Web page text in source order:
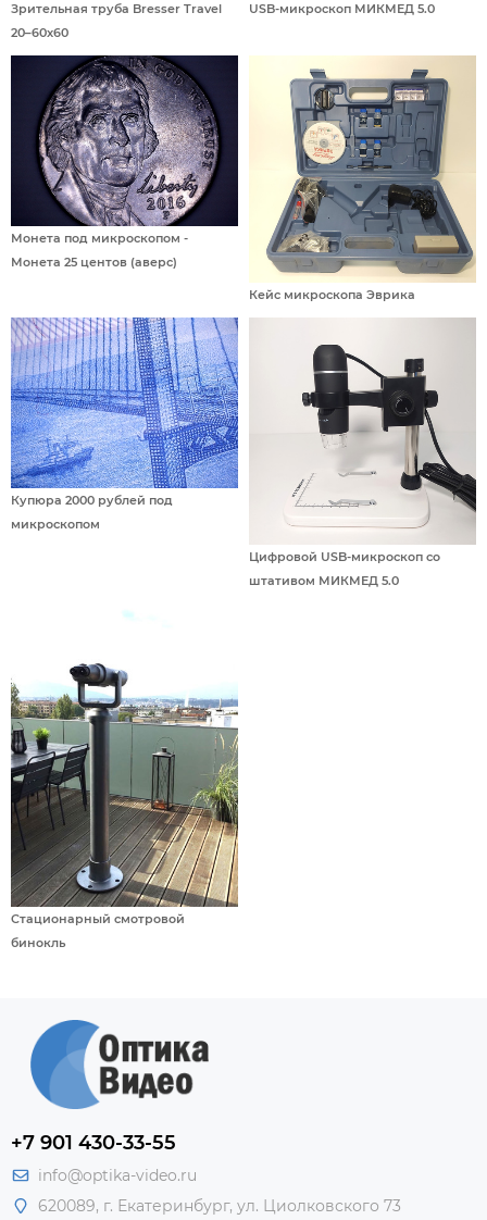
Зрительная труба Bresser Travel
20–60x60
USB-микроскоп МИКМЕД 5.0
Монета под микроскопом -
Монета 25 центов (аверс)
Кейс микроскопа Эврика
Купюра 2000 рублей под
микроскопом
Цифровой USB-микроскоп со
штативом МИКМЕД 5.0
Стационарный смотровой
бинокль
+7 901 430-33-55
info@optika-video.ru
620089, г. Екатеринбург, ул. Циолковского 73